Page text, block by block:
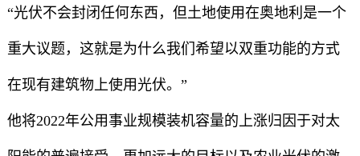
“光伏不会封闭任何东西，但土地使用在奥地利是一个
重大议题，这就是为什么我们希望以双重功能的方式
在现有建筑物上使用光伏。”
他将2022年公用事业规模装机容量的上涨归因于对太